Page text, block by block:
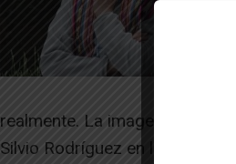
realmente. La imagen poética
Silvio Rodríguez en la